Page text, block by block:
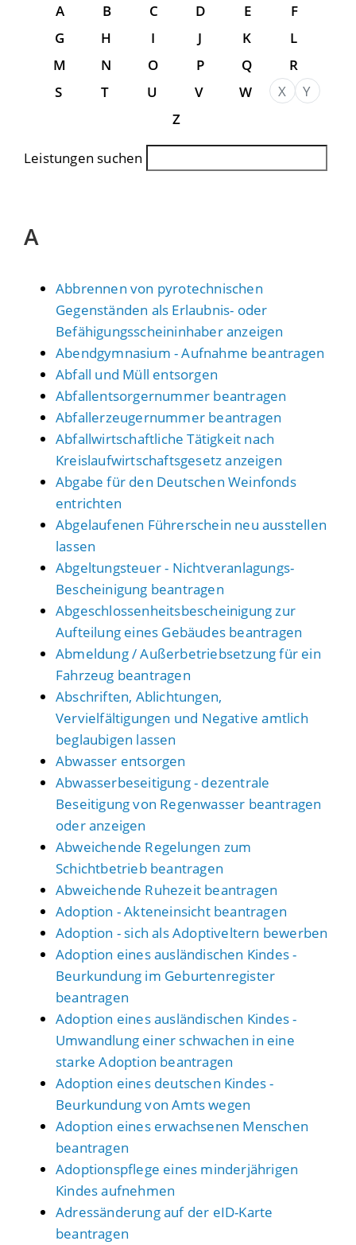
A B C D E
F
G
H I J K
L
M
N O P Q
R
S
T U V W X
Y
Z
Leistungen suchen
A
Abbrennen von pyrotechnischen
Gegenständen als Erlaubnis- oder
Befähigungsscheininhaber anzeigen
Abendgymnasium - Aufnahme beantragen
Abfall und Müll entsorgen
Abfallentsorgernummer beantragen
Abfallerzeugernummer beantragen
Abfallwirtschaftliche Tätigkeit nach
Kreislaufwirtschaftsgesetz anzeigen
Abgabe für den Deutschen Weinfonds
entrichten
Abgelaufenen Führerschein neu ausstellen
lassen
Abgeltungsteuer - Nichtveranlagungs-
Bescheinigung beantragen
Abgeschlossenheitsbescheinigung zur
Aufteilung eines Gebäudes beantragen
Abmeldung / Außerbetriebsetzung für ein
Fahrzeug beantragen
Abschriften, Ablichtungen,
Vervielfältigungen und Negative amtlich
beglaubigen lassen
Abwasser entsorgen
Abwasserbeseitigung - dezentrale
Beseitigung von Regenwasser beantragen
oder anzeigen
Abweichende Regelungen zum
Schichtbetrieb beantragen
Abweichende Ruhezeit beantragen
Adoption - Akteneinsicht beantragen
Adoption - sich als Adoptiveltern bewerben
Adoption eines ausländischen Kindes -
Beurkundung im Geburtenregister
beantragen
Adoption eines ausländischen Kindes -
Umwandlung einer schwachen in eine
starke Adoption beantragen
Adoption eines deutschen Kindes -
Beurkundung von Amts wegen
Adoption eines erwachsenen Menschen
beantragen
Adoptionspflege eines minderjährigen
Kindes aufnehmen
Adressänderung auf der eID-Karte
beantragen